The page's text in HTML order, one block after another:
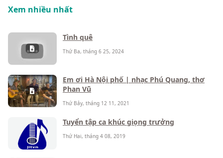
Xem nhiều nhất
Tình quê
Thứ Ba, tháng 6 25, 2024
Em ơi Hà Nội phố | nhạc Phú Quang, thơ
Phan Vũ
Thứ Bảy, tháng 12 11, 2021
Tuyển tập ca khúc giọng trưởng
Thứ Hai, tháng 4 08, 2019